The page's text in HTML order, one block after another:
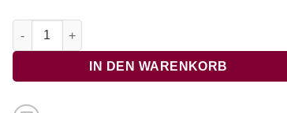
Barcarole, Offenbach, anspruchsvoll Menge
IN DEN WARENKORB